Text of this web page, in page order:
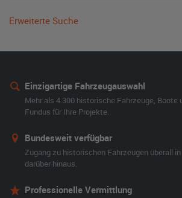
Erweiterte Suche
Einzigartige Fahrzeugauswahl
Mehr als 4.300 historische Fahrzeuge, Boote
Fundus für Ihre Projekte.
Bundesweit verfügbar
Zugang zu historischen Fahrzeugen überall
darüber hinaus.
Professionelle Vermittlung